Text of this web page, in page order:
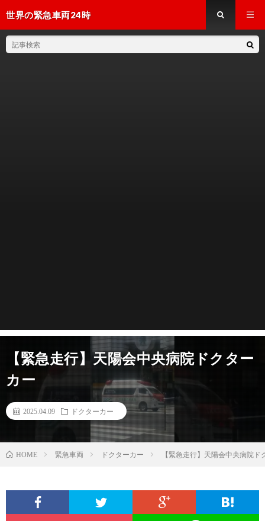
世界の緊急車両24時
【緊急走行】天陽会中央病院ドクター
カー
2025.04.09 ドクターカー
HOME 緊急車両 ドクターカー 【緊急走行】天陽会中央病院ド